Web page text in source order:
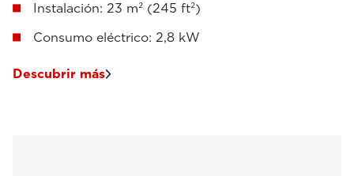
Instalación: 23 m² (245 ft²)
Consumo eléctrico: 2,8 kW
Descubrir más